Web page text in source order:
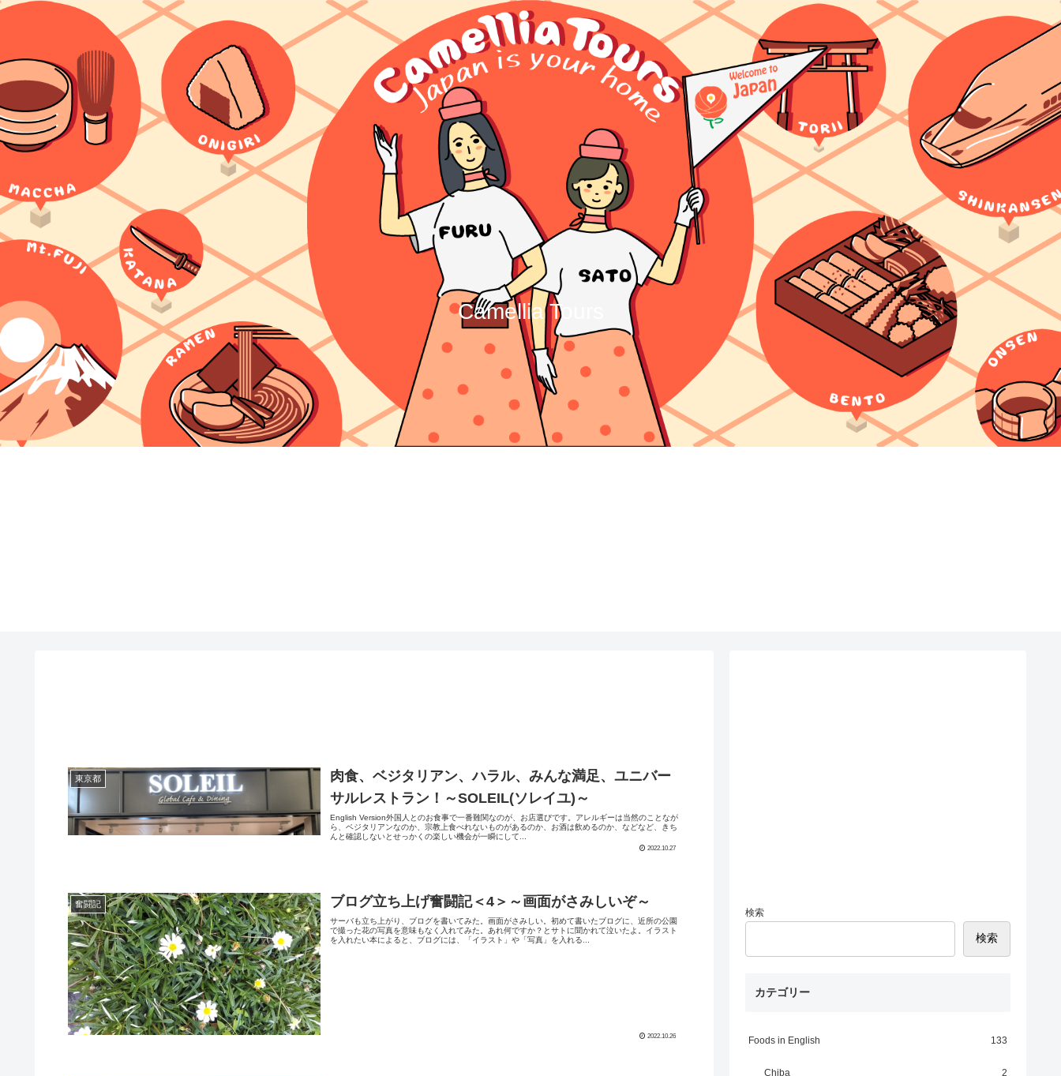
Camellia Tours
東京都
肉食、ベジタリアン、ハラル、みんな満足、ユニバー
サルレストラン！～SOLEIL(ソレイユ)～
English Version外国人とのお食事で一番難関なのが、お店選びです。アレルギーは当然のことなが
ら、ベジタリアンなのか、宗教上食べれないものがあるのか、お酒は飲めるのか、などなど、きち
んと確認しないとせっかくの楽しい機会が一瞬にして...
2022.10.27
奮闘記 ブログ立ち上げ奮闘記＜4＞～画面がさみしいぞ～
サーバも立ち上がり、ブログを書いてみた。画面がさみしい。初めて書いたブログに、近所の公園
で撮った花の写真を意味もなく入れてみた。あれ何ですか？とサトに聞かれて泣いたよ。イラスト
を入れたい本によると、ブログには、「イラスト」や「写真」を入れる...
2022.10.26
検索
検索
カテゴリー
Foods in English 133
Chiba 2